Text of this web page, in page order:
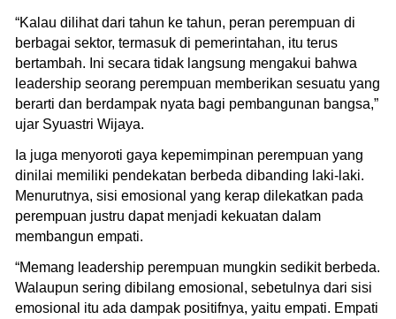
“Kalau dilihat dari tahun ke tahun, peran perempuan di
berbagai sektor, termasuk di pemerintahan, itu terus
bertambah. Ini secara tidak langsung mengakui bahwa
leadership seorang perempuan memberikan sesuatu yang
berarti dan berdampak nyata bagi pembangunan bangsa,”
ujar Syuastri Wijaya.
Ia juga menyoroti gaya kepemimpinan perempuan yang
dinilai memiliki pendekatan berbeda dibanding laki-laki.
Menurutnya, sisi emosional yang kerap dilekatkan pada
perempuan justru dapat menjadi kekuatan dalam
membangun empati.
“Memang leadership perempuan mungkin sedikit berbeda.
Walaupun sering dibilang emosional, sebetulnya dari sisi
emosional itu ada dampak positifnya, yaitu empati. Empati